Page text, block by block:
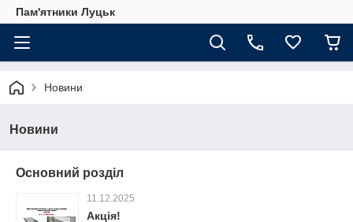
Пам'ятники Луцьк
Новини
Новини
Основний розділ
11.12.2025
Акція!